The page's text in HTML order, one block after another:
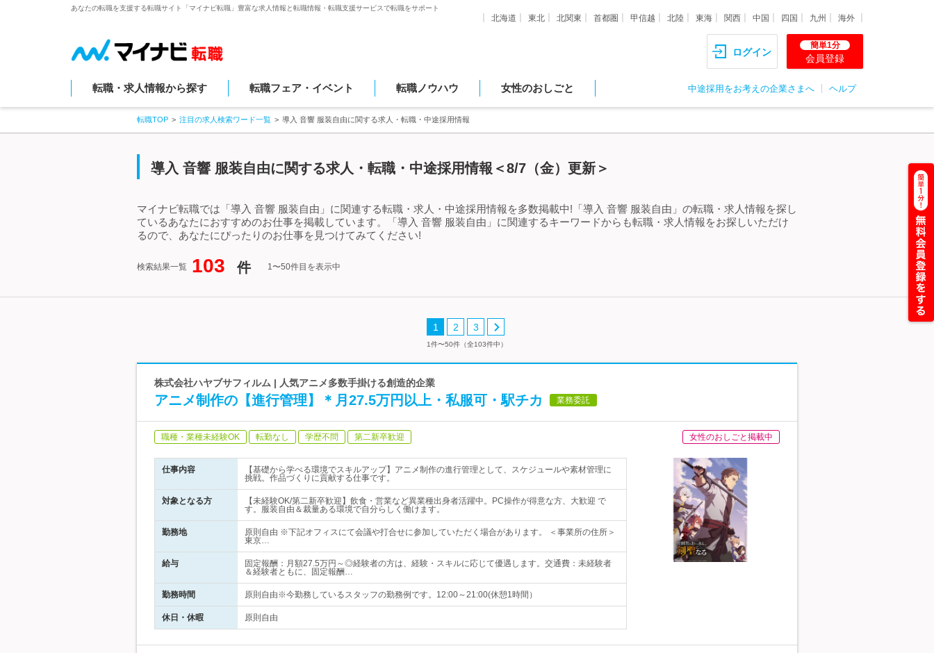
あなたの転職を支援する転職サイト「マイナビ転職」豊富な求人情報と転職情報・転職支援サービスで転職をサポート
北海道 東北 北関東 首都圏 甲信越 北陸 東海 関西 中国 四国 九州 海外
ログイン
簡単1分
会員登録
転職・求人情報から探す 転職フェア・イベント 転職ノウハウ 女性のおしごと 中途採用をお考えの企業さまへ ヘルプ
転職TOP 注目の求人検索ワード一覧 導入 音響 服装自由に関する求人・転職・中途採用情報
導入 音響 服装自由に関する求人・転職・中途採用情報＜8/7（金）更新＞
マイナビ転職では「導入 音響 服装自由」に関連する転職・求人・中途採用情報を多数掲載中!「導入 音響 服装自由」の転職・求人情報を探し
ているあなたにおすすめのお仕事を掲載しています。「導入 音響 服装自由」に関連するキーワードからも転職・求人情報をお探しいただけ
るので、あなたにぴったりのお仕事を見つけてみてください!
検索結果一覧 103 件 1〜50件目を表示中
1 2 3
1件〜50件（全103件中）
株式会社ハヤブサフィルム | 人気アニメ多数手掛ける創造的企業
アニメ制作の【進行管理】＊月27.5万円以上・私服可・駅チカ 業務委託
職種・業種未経験OK 転勤なし 学歴不問 第二新卒歓迎 女性のおしごと掲載中
仕事内容
【基礎から学べる環境でスキルアップ】アニメ制作の進行管理として、スケジュールや素材管理に
挑戦。作品づくりに貢献する仕事です。
対象となる方
【未経験OK/第二新卒歓迎】飲食・営業など異業種出身者活躍中。PC操作が得意な方、大歓迎 で
す。服装自由＆裁量ある環境で自分らしく働けます。
勤務地
原則自由 ※下記オフィスにて会議や打合せに参加していただく場合があります。 ＜事業所の住所＞
東京…
給与
固定報酬：月額27.5万円～◎経験者の方は、経験・スキルに応じて優遇します。交通費：未経験者
＆経験者ともに、固定報酬…
勤務時間 原則自由※今勤務しているスタッフの勤務例です。12:00～21:00(休憩1時間）
休日・休暇 原則自由